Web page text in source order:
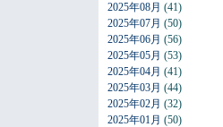
2025年08月 (41)
2025年07月 (50)
2025年06月 (56)
2025年05月 (53)
2025年04月 (41)
2025年03月 (44)
2025年02月 (32)
2025年01月 (50)